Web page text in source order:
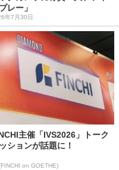
レー」
年7月30日
主催「IVS2026」トーク
ションが話題に！
on GOETHE)